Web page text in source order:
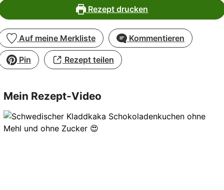
Rezept drucken
Auf meine Merkliste Kommentieren
Pin Rezept teilen
Mein Rezept-Video